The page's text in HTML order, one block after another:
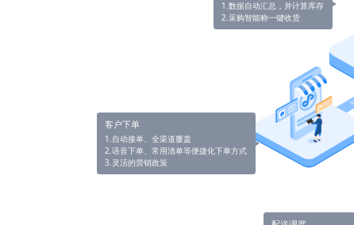
1.数据自动汇总，并计算库存
2.采购智能称一键收货
客户下单
1.自动接单、全渠道覆盖
2.语音下单、常用清单等便捷化下单方式
3.灵活的营销政策